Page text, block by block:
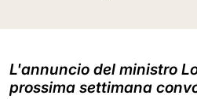
L'annuncio del ministro
prossima settimana